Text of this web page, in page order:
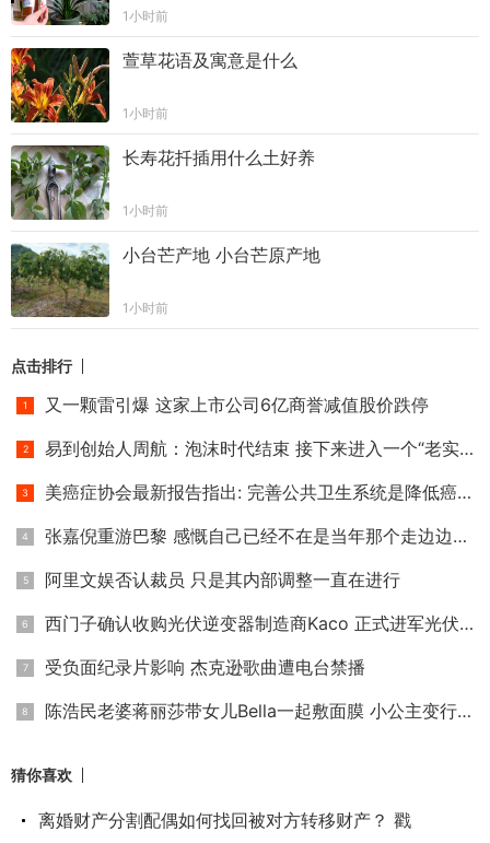
1小时前
萱草花语及寓意是什么
1小时前
长寿花扦插用什么土好养
1小时前
小台芒产地 小台芒原产地
1小时前
点击排行
又一颗雷引爆 这家上市公司6亿商誉减值股价跌停
易到创始人周航：泡沫时代结束 接下来进入一个“老实时代”
美癌症协会最新报告指出: 完善公共卫生系统是降低癌症死亡率
张嘉倪重游巴黎 感慨自己已经不在是当年那个走边边的小小姑娘
阿里文娱否认裁员 只是其内部调整一直在进行
西门子确认收购光伏逆变器制造商Kaco 正式进军光伏家用储能市
受负面纪录片影响 杰克逊歌曲遭电台禁播
陈浩民老婆蒋丽莎带女儿Bella一起敷面膜 小公主变行走的表情包
猜你喜欢
离婚财产分割配偶如何找回被对方转移财产？ 戳